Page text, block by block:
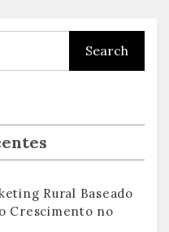
Rural Baseado
Crescimento no